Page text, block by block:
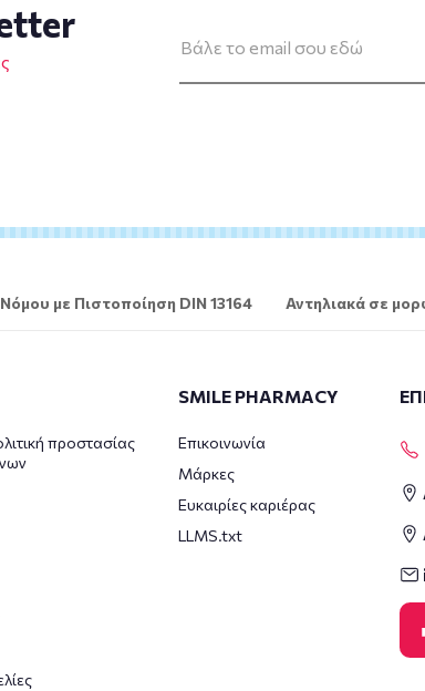
με Πιστοποίηση DIN 13164 Αντηλιακά σε
προστασίας
SMILE PHARMACY
Επικοινωνία
Μάρκες
Ευκαιρίες καριέρας
LLMS.txt